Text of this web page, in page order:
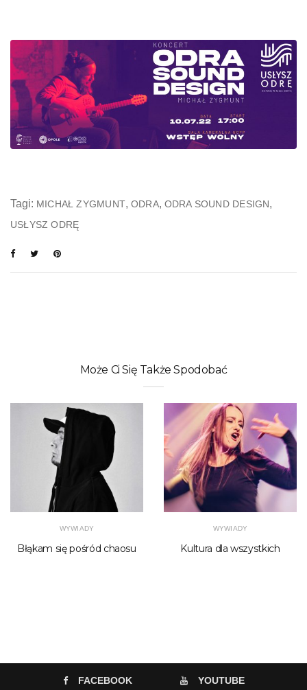
Tagi: MICHAŁ ZYGMUNT, ODRA, ODRA SOUND DESIGN,
USŁYSZ ODRĘ
Może Ci Się Także Spodobać
WYWIADY
Błąkam się pośród chaosu
WYWIADY
Kultura dla wszystkich
FACEBOOK YOUTUBE